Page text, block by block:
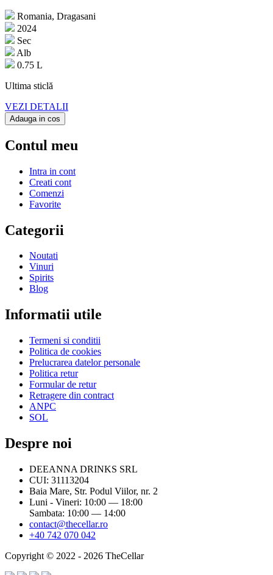
Romania, Dragasani
2024
Sec
Alb
0.75 L
Ultima sticlă
VEZI DETALII
Adauga in cos
Contul meu
Intra in cont
Creati cont
Comenzi
Favorite
Categorii
Noutati
Vinuri
Spirits
Blog
Informatii utile
Termeni si conditii
Politica de cookies
Prelucrarea datelor personale
Politica retur
Formular de retur
Retragere din contract
ANPC
SOL
Despre noi
DEEANNA DRINKS SRL
CUI: 31113204
Baia Mare, Str. Podul Viilor, nr. 2
Luni - Vineri: 10:00 — 18:00
Sambata: 10:00 — 14:00
contact@thecellar.ro
+40 742 070 042
Copyright © 2022 - 2026 TheCellar